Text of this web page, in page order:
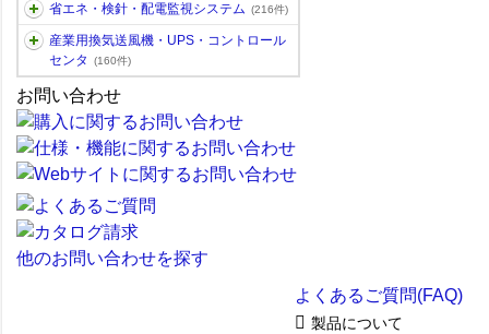
省エネ・検針・配電監視システム (216件)
産業用換気送風機・UPS・コントロール
センタ
(160件)
お問い合わせ
他のお問い合わせを探す
よくあるご質問(FAQ)
製品について